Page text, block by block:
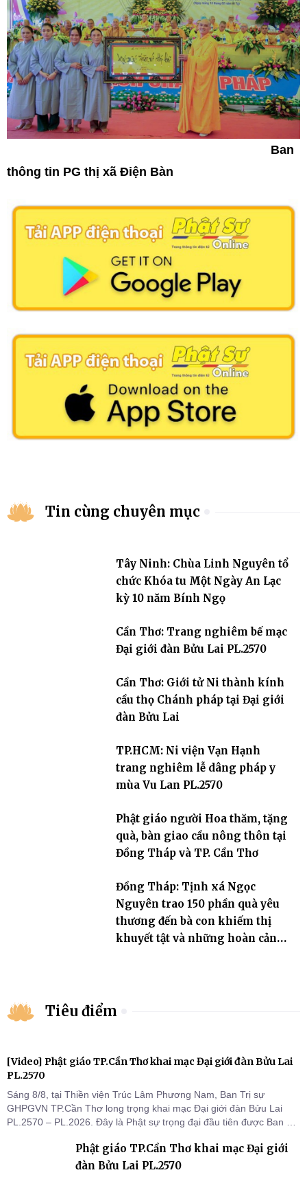
Ban
thông tin PG thị xã Điện Bàn
Tin cùng chuyên mục
Tây Ninh: Chùa Linh Nguyên tổ
chức Khóa tu Một Ngày An Lạc
kỳ 10 năm Bính Ngọ
Cần Thơ: Trang nghiêm bế mạc
Đại giới đàn Bửu Lai PL.2570
Cần Thơ: Giới tử Ni thành kính
cầu thọ Chánh pháp tại Đại giới
đàn Bửu Lai
TP.HCM: Ni viện Vạn Hạnh
trang nghiêm lễ dâng pháp y
mùa Vu Lan PL.2570
Phật giáo người Hoa thăm, tặng
quà, bàn giao cầu nông thôn tại
Đồng Tháp và TP. Cần Thơ
Đồng Tháp: Tịnh xá Ngọc
Nguyên trao 150 phần quà yêu
thương đến bà con khiếm thị
khuyết tật và những hoàn cảnh
Tiêu điểm
[Video] Phật giáo TP.Cần Thơ khai mạc Đại giới đàn Bửu Lai
PL.2570
Sáng 8/8, tại Thiền viện Trúc Lâm Phương Nam, Ban Trị sự
GHPGVN TP.Cần Thơ long trọng khai mạc Đại giới đàn Bửu Lai
PL.2570 – PL.2026. Đây là Phật sự trọng đại đầu tiên được Ban Trị
thứ I, thể hiện sự quan tâm đối với công tác truyền giới, đào tạo
Tăng tài và tiếp nối mạng mạch Tăng-g
Phật giáo TP.Cần Thơ khai mạc Đại giới
đàn Bửu Lai PL.2570